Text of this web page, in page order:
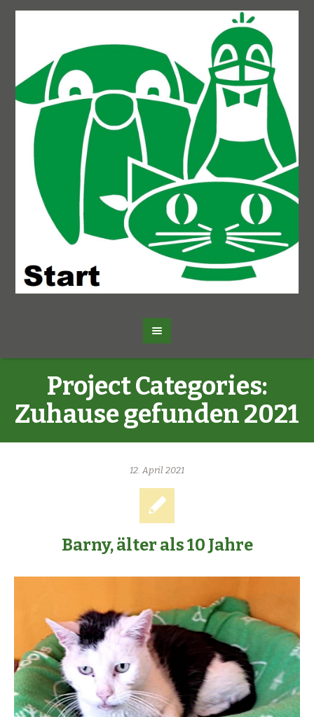
Project Categories:
Zuhause gefunden 2021
12. April 2021
Barny, älter als 10 Jahre